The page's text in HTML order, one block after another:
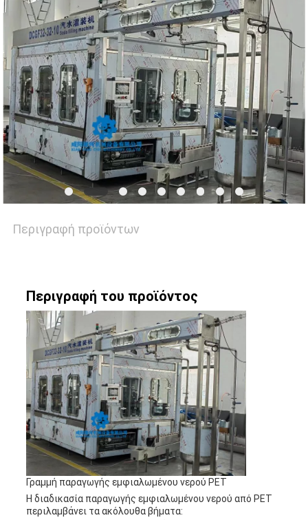
SITEMAP
PRIVACY
POLICY
Περιγραφή προϊόντων
Περιγραφή του προϊόντος
Γραμμή παραγωγής εμφιαλωμένου νερού PET
Η διαδικασία παραγωγής εμφιαλωμένου νερού από PET
περιλαμβάνει τα ακόλουθα βήματα: